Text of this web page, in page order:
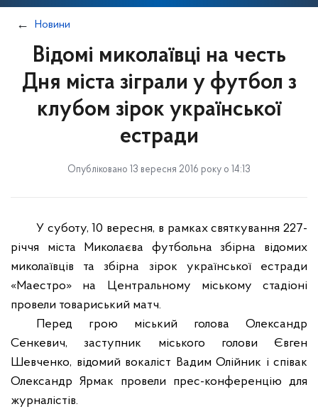
Новини
Відомі миколаївці на честь
Дня міста зіграли у футбол з
клубом зірок української
естради
Опубліковано 13 вересня 2016 року о 14:13
У суботу, 10 вересня, в рамках святкування 227-
річчя міста Миколаєва футбольна збірна відомих
миколаївців та збірна зірок української естради
«Маестро» на Центральному міському стадіоні
провели товариський матч.
Перед грою міський голова Олександр
Сенкевич, заступник міського голови Євген
Шевченко, відомий вокаліст Вадим Олійник і співак
Олександр Ярмак провели прес-конференцію для
журналістів.